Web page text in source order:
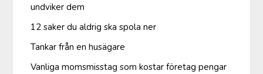
undviker dem
12 saker du aldrig ska spola ner
Tankar från en husägare
Vanliga moms­misstag som kostar företag pengar